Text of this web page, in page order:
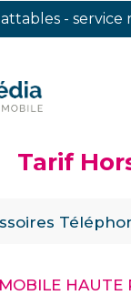
-
Tarif
MOBILE HAUTE